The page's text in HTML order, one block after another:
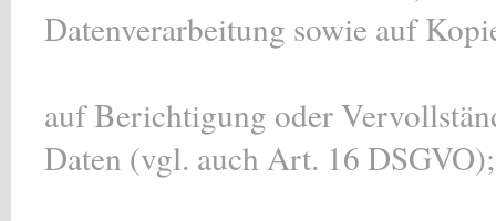
Datenverarbeitung sowie auf
auf Berichtigung oder
Daten (vgl. auch Art. 16 DSGVO);